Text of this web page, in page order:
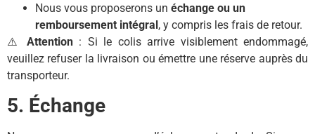
Nous vous proposerons un échange ou un
remboursement intégral, y compris les frais de retour.
⚠️ Attention: Si le colis arrive visiblement endommagé,
veuillez refuser la livraison ou émettre une réserve auprès du
transporteur.
5. Échange